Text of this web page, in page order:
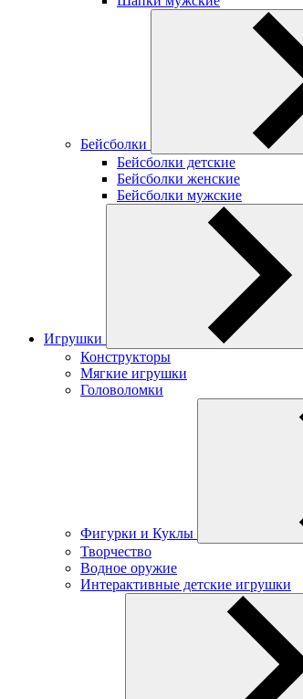
Бейсболки
Бейсболки детские
Бейсболки женские
Бейсболки мужские
Игрушки
Конструкторы
Мягкие игрушки
Головоломки
Фигурки и Куклы
Творчество
Водное оружие
Интерактивные детские игрушки